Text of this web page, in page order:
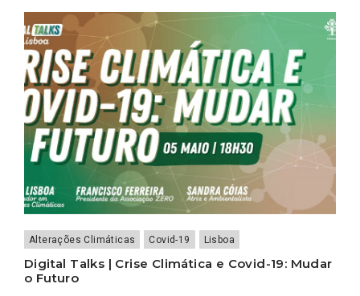
RECUPERAÇÃO
ECONÓMICA
EUROPA
Alterações Climáticas Covid-19 Lisboa
Digital Talks | Crise Climática e Covid-19: Mudar
o Futuro